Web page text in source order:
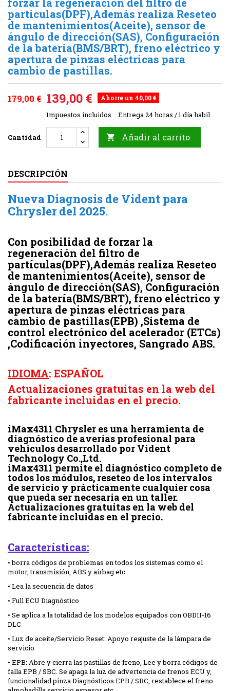
partículas(DPF),Además realiza Reseteo
de mantenimientos(Aceite), sensor de
ángulo de dirección(SAS), Configuración
de la batería(BMS/BRT), freno eléctrico y
apertura de pinzas eléctricas para
cambio de pastillas.
179,00 € 139,00 € Ahorre un 40,00 €
Impuestos incluidos Entrega 24 horas / 1 día habil
Cantidad  Añadir al carrito
DESCRIPCIÓN
Nueva Diagnosis de Vident para
Chrysler del 2025.
Con posibilidad de forzar la
regeneración del filtro de
partículas(DPF),Además realiza Reseteo
de mantenimientos(Aceite), sensor de
ángulo de dirección(SAS), Configuración
de la batería(BMS/BRT), freno eléctrico y
apertura de pinzas eléctricas para
cambio de pastillas(EPB) ,Sistema de
control electrónico del acelerador (ETCs)
,Codificación inyectores, Sangrado ABS.
IDIOMA: ESPAÑOL
Actualizaciones gratuitas en la web del
fabricante incluidas en el precio.
iMax4311 Chrysler es una herramienta de
diagnóstico de averías profesional para
vehículos desarrollado por Vident
Technology Co.,Ltd.
iMax4311 permite el diagnóstico completo de
todos los módulos, reseteo de los intervalos
de servicio y prácticamente cualquier cosa
que pueda ser necesaria en un taller.
Actualizaciones gratuitas en la web del
fabricante incluidas en el precio.
Características:
• borra códigos de problemas en todos los sistemas como el
motor, transmisión, ABS y airbag etc.
• Lea la secuencia de datos
• Full ECU Diagnóstico
• Se aplica a la totalidad de los modelos equipados con OBDII-16
DLC
• Luz de aceite/Servicio Reset: Apoyo reajuste de la lámpara de
servicio.
• EPB: Abre y cierra las pastillas de freno, Lee y borra códigos de
falla EPB / SBC. Se apaga la luz de advertencia de frenos ECU y,
funcionalidad pinza Diagnósticos EPB / SBC, restablece el freno